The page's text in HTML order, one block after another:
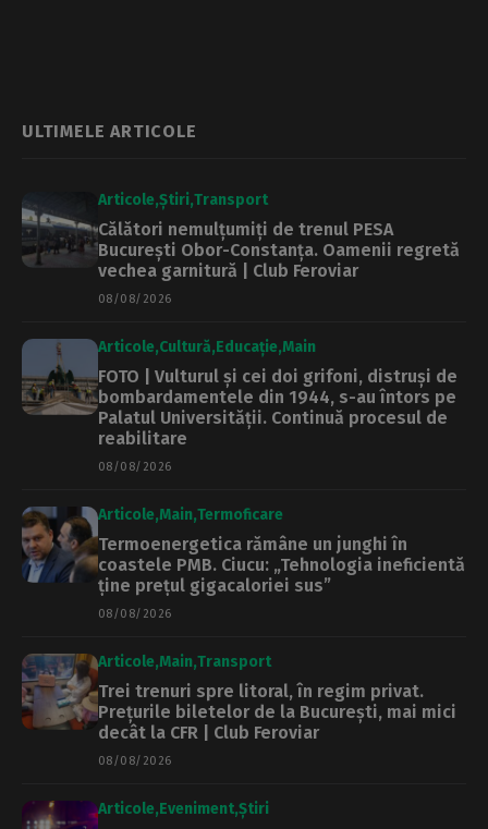
ULTIMELE ARTICOLE
Articole Știri Transport
Călători nemulțumiți de trenul PESA
București Obor-Constanța. Oamenii regretă
vechea garnitură | Club Feroviar
08/08/2026
Articole Cultură Educație Main
FOTO | Vulturul și cei doi grifoni, distruși de
bombardamentele din 1944, s-au întors pe
Palatul Universității. Continuă procesul de
reabilitare
08/08/2026
Articole Main Termoficare
Termoenergetica rămâne un junghi în
coastele PMB. Ciucu: „Tehnologia ineficientă
ține prețul gigacaloriei sus”
08/08/2026
Articole Main Transport
Trei trenuri spre litoral, în regim privat.
Prețurile biletelor de la București, mai mici
decât la CFR | Club Feroviar
08/08/2026
Articole Eveniment Știri